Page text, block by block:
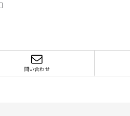
問い合わせ